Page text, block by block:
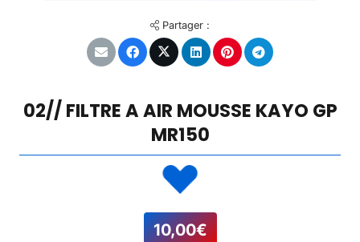
Partager :
02// FILTRE A AIR MOUSSE KAYO GP
MR150
10,00€